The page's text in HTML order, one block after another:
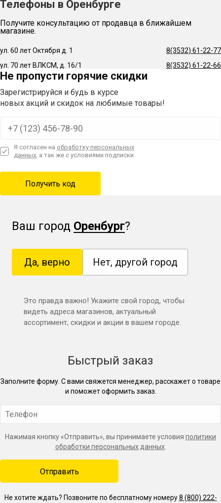
Телефоны в Оренбурге
Получите консультацию от продавца в ближайшем
магазине.
ул. 60 лет Октября д. 1
8(3532) 61-22-77
ул. 70 лет ВЛКСМ, д. 16/1
8(3532) 61-22-66
Не пропусти горячие скидки
Зарегистрируйся и будь в курсе
новых акций и скидок на любимые товары!
Я согласен на обработку персональных
данных, а так же с условиями подписки.
Ваш город Оренбург?
Да, верно Нет, другой город
Это правда важно! Укажите свой город, чтобы
видеть адреса магазинов, актуальный
ассортимент, скидки и акции в вашем городе.
Быстрый заказ
Заполните форму. С вами свяжется менеджер, расскажет о товаре
и поможет оформить заказ.
Нажимая кнопку «Отправить», вы принимаете условия политики
обработки персональных данных.
Не хотите ждать? Позвоните по бесплатному номеру8 (800) 222-